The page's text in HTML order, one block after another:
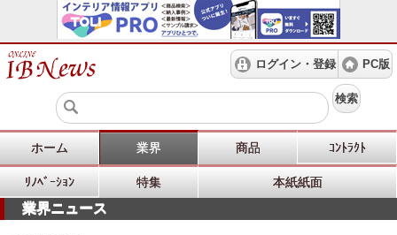
ログイン・登録 PC版
検索
ホーム 業界 商品 ｺﾝﾄﾗｸﾄ
ﾘﾉﾍﾞｰｼｮﾝ 特集 本紙紙面
業界ニュース